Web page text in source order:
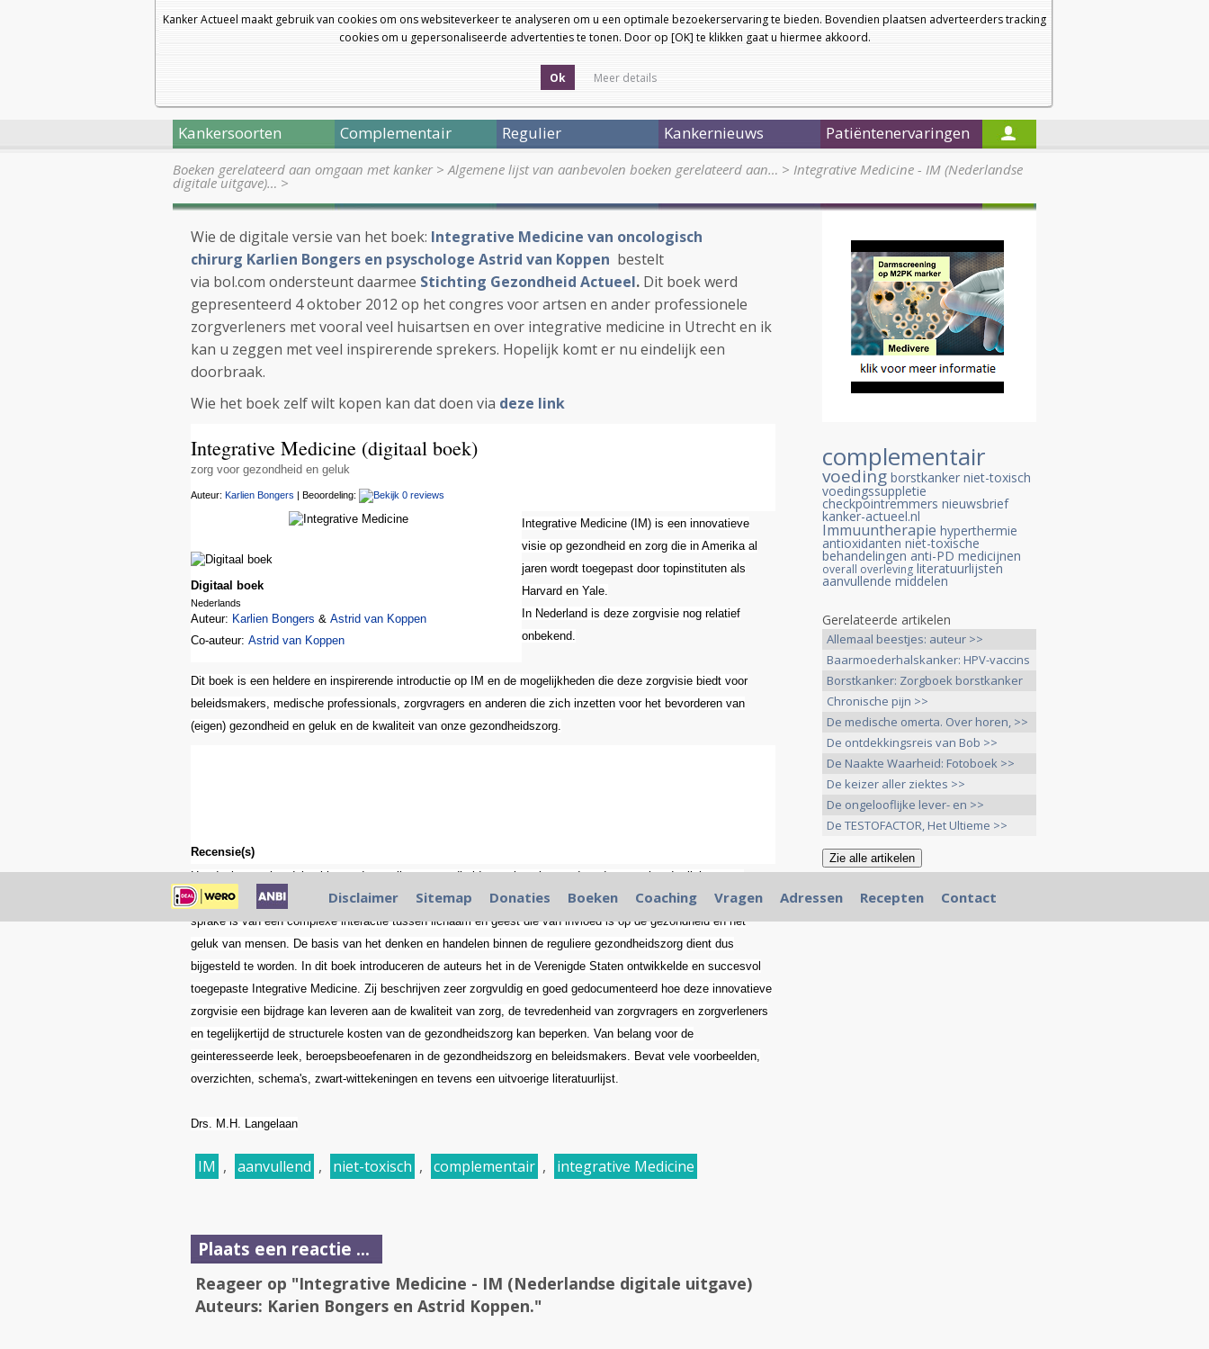
Kanker Actueel maakt gebruik van cookies om ons websiteverkeer te analyseren om u een optimale bezoekerservaring te bieden. Bovendien plaatsen adverteerders tracking
cookies om u gepersonaliseerde advertenties te tonen. Door op [OK] te klikken gaat u hiermee akkoord.
Ok Meer details
a
a
Nieuwsbrief
Startpagina
Kankersoorten Complementair Regulier Kankernieuws Patiëntenervaringen
Boeken gerelateerd aan omgaan met kanker>Algemene lijst van aanbevolen boeken gerelateerd aan… > Integrative Medicine - IM (Nederlandse
digitale uitgave)… >
Wie de digitale versie van het boek: Integrative Medicine van oncologisch
chirurg Karlien Bongers en psyschologe Astrid van Koppen bestelt
via bol.com ondersteunt daarmee Stichting Gezondheid Actueel. Dit boek werd
gepresenteerd 4 oktober 2012 op het congres voor artsen en ander professionele
zorgverleners met vooral veel huisartsen en over integrative medicine in Utrecht en ik
kan u zeggen met veel inspirerende sprekers. Hopelijk komt er nu eindelijk een
doorbraak.
Wie het boek zelf wilt kopen kan dat doen via deze link
Integrative Medicine (digitaal boek)
zorg voor gezondheid en geluk
Auteur: Karlien Bongers | Beoordeling: Bekijk 0 reviews
Digitaal boek
Nederlands
Auteur: Karlien Bongers & Astrid van Koppen
Co-auteur: Astrid van Koppen
Integrative Medicine (IM) is een innovatieve
visie op gezondheid en zorg die in Amerika al
jaren wordt toegepast door topinstituten als
Harvard en Yale.
In Nederland is deze zorgvisie nog relatief
onbekend.
Dit boek is een heldere en inspirerende introductie op IM en de mogelijkheden die deze zorgvisie biedt voor
beleidsmakers, medische professionals, zorgvragers en anderen die zich inzetten voor het bevorderen van
(eigen) gezondheid en geluk en de kwaliteit van onze gezondheidszorg.
Recensie(s)
Het denken en handelen binnen de reguliere gezondheidszorg is gebaseerd op de opvatting dat lichaam en
geest gescheiden zijn. Wetenschappelijke ontdekkingen van de laatste twintig jaar tonen echter aan dat er
sprake is van een complexe interactie tussen lichaam en geest die van invloed is op de gezondheid en het
geluk van mensen. De basis van het denken en handelen binnen de reguliere gezondheidszorg dient dus
bijgesteld te worden. In dit boek introduceren de auteurs het in de Verenigde Staten ontwikkelde en succesvol
toegepaste Integrative Medicine. Zij beschrijven zeer zorgvuldig en goed gedocumenteerd hoe deze innovatieve
zorgvisie een bijdrage kan leveren aan de kwaliteit van zorg, de tevredenheid van zorgvragers en zorgverleners
en tegelijkertijd de structurele kosten van de gezondheidszorg kan beperken. Van belang voor de
geinteresseerde leek, beroepsbeoefenaren in de gezondheidszorg en beleidsmakers. Bevat vele voorbeelden,
overzichten, schema's, zwart-wittekeningen en tevens een uitvoerige literatuurlijst.
Drs. M.H. Langelaan
IM , aanvullend , niet-toxisch , complementair , integrative Medicine
Plaats een reactie ...
Reageer op "Integrative Medicine - IM (Nederlandse digitale uitgave)
Auteurs: Karien Bongers en Astrid Koppen."
complementair
voeding borstkanker niet-toxisch
voedingssuppletie
checkpointremmers nieuwsbrief
kanker-actueel.nl
Immuuntherapie hyperthermie
antioxidanten niet-toxische
behandelingen anti-PD medicijnen
overall overleving literatuurlijsten
aanvullende middelen
Gerelateerde artikelen
Allemaal beestjes: auteur >>
Baarmoederhalskanker: HPV-vaccins
>>
Borstkanker: Zorgboek borstkanker
>>
Chronische pijn >>
De medische omerta. Over horen, >>
De ontdekkingsreis van Bob >>
De Naakte Waarheid: Fotoboek >>
De keizer aller ziektes >>
De ongelooflijke lever- en >>
De TESTOFACTOR, Het Ultieme >>
Disclaimer Sitemap Donaties Boeken Coaching Vragen Adressen Recepten Contact